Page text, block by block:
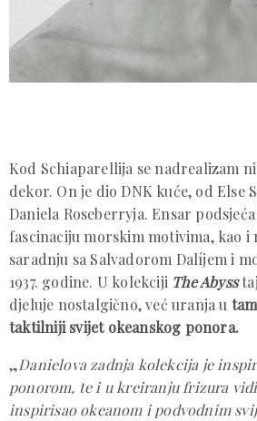
Kod Schiaparellija se nadrealizam
dekor. On je dio DNK kuće, od Else
Daniela Roseberryja. Ensar
fascinaciju morskim motivima, kao i
saradnju sa Salvadorom Dalíjem i
1937. godine. U kolekciji The Abyss
djeluje nostalgično, već uranja u
taktilniji svijet okeanskog ponora.
„Danielova zadnja kolekcija je
ponorom, te i u kreiranju frizura
inspirisao okeanom i podvodnim